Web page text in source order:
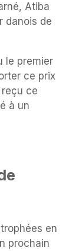
Atiba
danois de
le premier
ce prix
ce
à un
en
prochain